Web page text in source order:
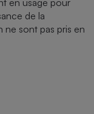
en usage pour
de la
ne sont pas pris en